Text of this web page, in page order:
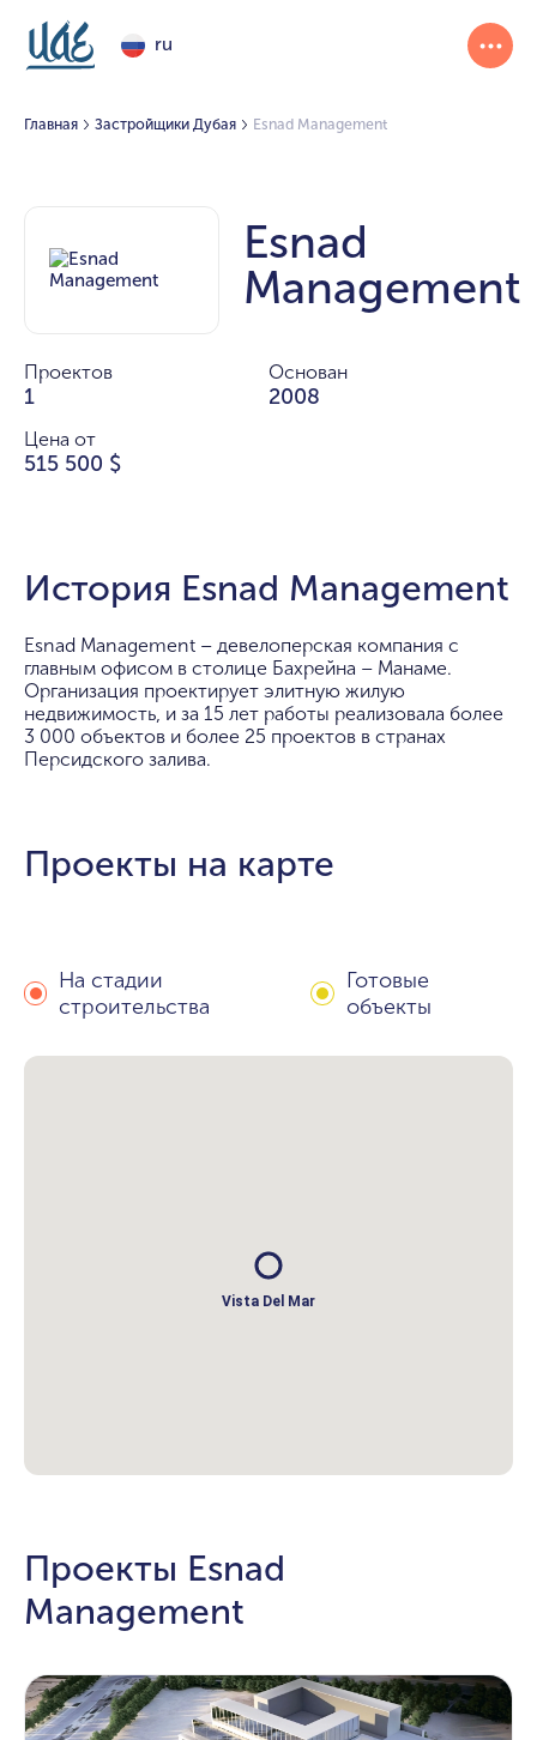
ru
Главная Застройщики Дубая Esnad Management
Esnad
Management
Проектов
1
Основан
2008
Цена от
515 500 $
История Esnad Management
Esnad Management – девелоперская компания с
главным офисом в столице Бахрейна – Манаме.
Организация проектирует элитную жилую
недвижимость, и за 15 лет работы реализовала более
3 000 объектов и более 25 проектов в странах
Персидского залива.
Проекты на карте
На стадии
строительства
Готовые
объекты
Vista Del Mar
Проекты Esnad
Management